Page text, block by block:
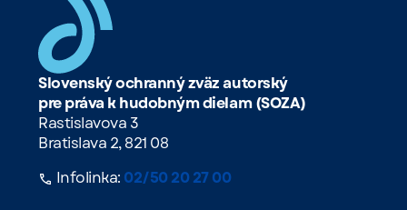
Slovenský ochranný zväz autorský
pre práva k hudobným dielam (SOZA)
Rastislavova 3
Bratislava 2, 821 08
Infolinka: 02/50 20 27 00